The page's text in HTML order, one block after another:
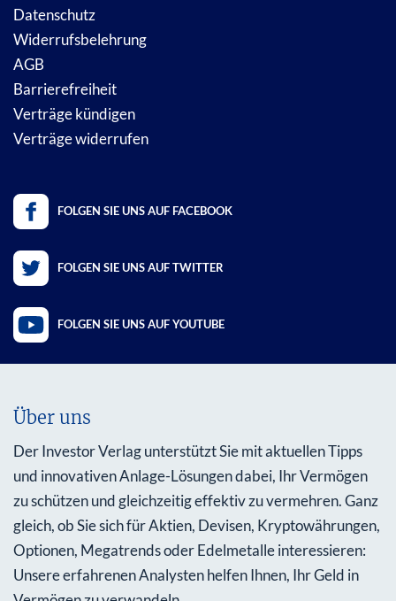
Datenschutz
Widerrufsbelehrung
AGB
Barrierefreiheit
Verträge kündigen
Verträge widerrufen
FOLGEN SIE UNS AUF FACEBOOK
FOLGEN SIE UNS AUF TWITTER
FOLGEN SIE UNS AUF YOUTUBE
Über uns
Der Investor Verlag unterstützt Sie mit aktuellen Tipps
und innovativen Anlage-Lösungen dabei, Ihr Vermögen
zu schützen und gleichzeitig effektiv zu vermehren. Ganz
gleich, ob Sie sich für Aktien, Devisen, Kryptowährungen,
Optionen, Megatrends oder Edelmetalle interessieren:
Unsere erfahrenen Analysten helfen Ihnen, Ihr Geld in